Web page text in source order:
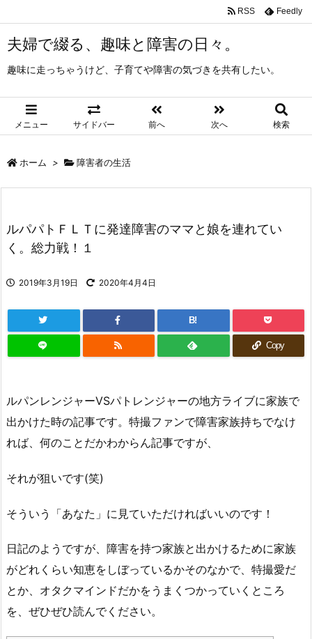
夫婦で綴る、趣味と障害の日々。
趣味に走っちゃうけど、子育てや障害の気づきを共有したい。
メニュー サイドバー 前へ 次へ 検索
RSS Feedly
ホーム > 障害者の生活
ルパパトＦＬＴに発達障害のママと娘を連れてい
く。総力戦！１
2019年3月19日 2020年4月4日
B!
Copy
ルパンレンジャーVSパトレンジャーの地方ライブに家族で
出かけた時の記事です。特撮ファンで障害家族持ちでなけ
れば、何のことだかわからん記事ですが、
それが狙いです(笑)
そういう「あなた」に見ていただければいいのです！
日記のようですが、障害を持つ家族と出かけるために家族
がどれくらい知恵をしぼっているかそのなかで、特撮愛だ
とか、オタクマインドだかをうまくつかっていくところ
を、ぜひぜひ読んでください。